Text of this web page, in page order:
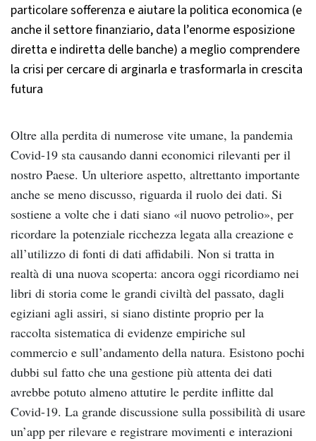
particolare sofferenza e aiutare la politica economica (e
anche il settore finanziario, data l’enorme esposizione
diretta e indiretta delle banche) a meglio comprendere
la crisi per cercare di arginarla e trasformarla in crescita
futura
Oltre alla perdita di numerose vite umane, la pandemia
Covid-19 sta causando danni economici rilevanti per il
nostro Paese. Un ulteriore aspetto, altrettanto importante
anche se meno discusso, riguarda il ruolo dei dati. Si
sostiene a volte che i dati siano «il nuovo petrolio», per
ricordare la potenziale ricchezza legata alla creazione e
all’utilizzo di fonti di dati affidabili. Non si tratta in
realtà di una nuova scoperta: ancora oggi ricordiamo nei
libri di storia come le grandi civiltà del passato, dagli
egiziani agli assiri, si siano distinte proprio per la
raccolta sistematica di evidenze empiriche sul
commercio e sull’andamento della natura. Esistono pochi
dubbi sul fatto che una gestione più attenta dei dati
avrebbe potuto almeno attutire le perdite inflitte dal
Covid-19. La grande discussione sulla possibilità di usare
un’app per rilevare e registrare movimenti e interazioni